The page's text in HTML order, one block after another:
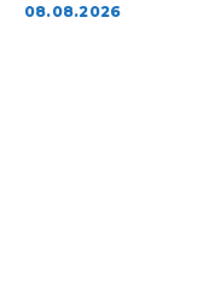
08.08.2026